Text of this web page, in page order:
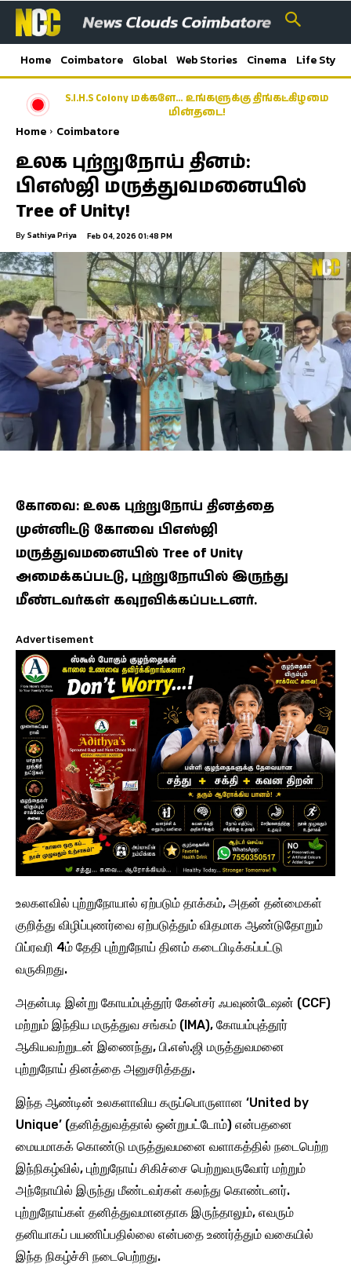
Home Coimbatore Global Web Stories Cinema Life Style
S.I.H.S Colony மக்களே… உங்களுக்கு திங்கட்கிழமை
மின்தடை!
Home Coimbatore
உலக புற்றுநோய் தினம்:
பிஎஸ்ஜி மருத்துவமனையில்
Tree of Unity!
By Sathiya Priya Feb 04, 2026 01:48 PM
கோவை: உலக புற்றுநோய் தினத்தை
முன்னிட்டு கோவை பிஎஸ்ஜி
மருத்துவமனையில் Tree of Unity
அமைக்கப்பட்டு, புற்றுநோயில் இருந்து
மீண்டவர்கள் கவுரவிக்கப்பட்டனர்.
Advertisement
உலகளவில் புற்றுநோயால் ஏற்படும் தாக்கம், அதன் தன்மைகள்
குறித்து விழிப்புணர்வை ஏற்படுத்தும் விதமாக ஆண்டுதோறும்
பிப்ரவரி 4ம் தேதி புற்றுநோய் தினம் கடைபிடிக்கப்பட்டு
வருகிறது.
அதன்படி இன்று கோயம்புத்தூர் கேன்சர் ஃபவுண்டேஷன் (CCF)
மற்றும் இந்திய மருத்துவ சங்கம் (IMA), கோயம்புத்தூர்
ஆகியவற்றுடன் இணைந்து, பி.எஸ்.ஜி மருத்துவமனை
புற்றுநோய் தினத்தை அனுசரித்தது.
இந்த ஆண்டின் உலகளாவிய கருப்பொருளான ‘United by
Unique’ (தனித்துவத்தால் ஒன்றுபட்டோம்) என்பதனை
மையமாகக் கொண்டு மருத்துவமனை வளாகத்தில் நடைபெற்ற
இந்நிகழ்வில், புற்றுநோய் சிகிச்சை பெற்றுவருவோர் மற்றும்
அந்நோயில் இருந்து மீண்டவர்கள் கலந்து கொண்டனர்.
புற்றுநோய்கள் தனித்துவமானதாக இருந்தாலும், எவரும்
தனியாகப் பயணிப்பதில்லை என்பதை உணர்த்தும் வகையில்
இந்த நிகழ்ச்சி நடைபெற்றது.